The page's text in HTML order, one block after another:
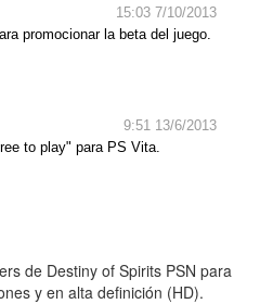
15:03 7/10/2013
promocionar la beta del juego.
9:51 13/6/2013
to play" para PS Vita.
de Destiny of Spirits PSN para
y en alta definición (HD).